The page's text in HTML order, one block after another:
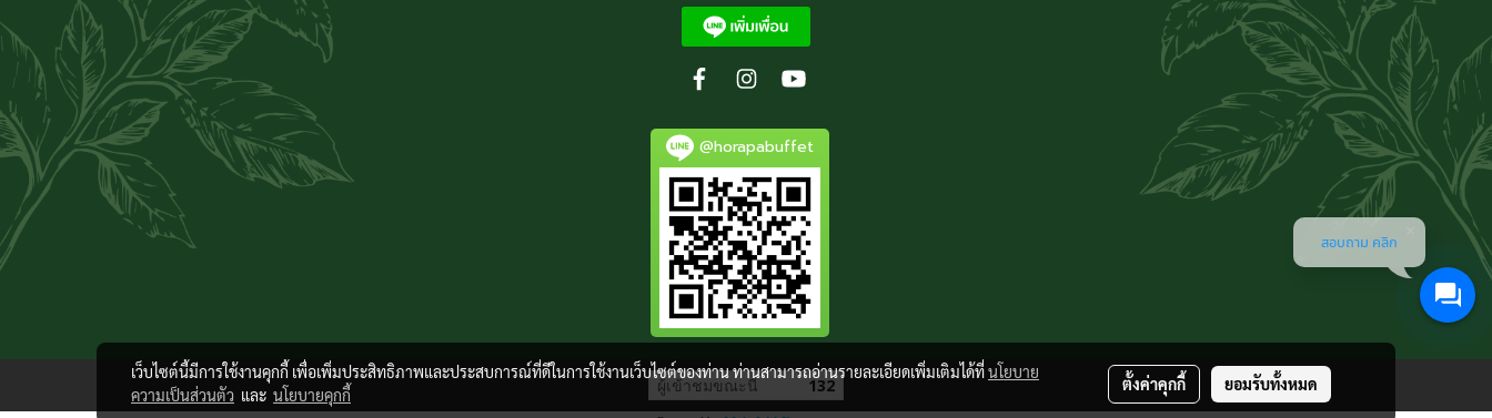
@horapabuffet
ผู้เข้าชมขณะนี้ 132
เว็บไซต์นี้มีการใช้งานคุกกี้ เพื่อเพิ่มประสิทธิภาพและประสบการณ์ที่ดีในการใช้งานเว็บไซต์ของท่าน ท่านสามารถอ่านรายละเอียดเพิ่มเติมได้ที่นโยบาย
ความเป็นส่วนตัว และ นโยบายคุกกี้
ตั้งค่าคุกกี้ ยอมรับทั้งหมด
สอบถาม คลิก